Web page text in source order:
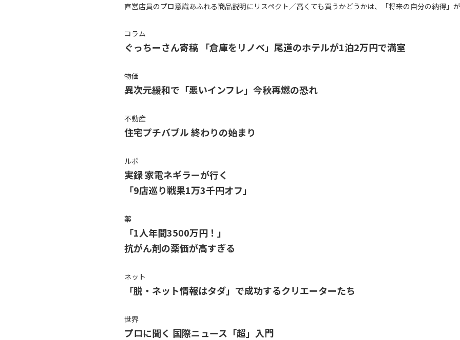
直営店員のプロ意識あふれる商品説明にリスペクト／高くても買うかどうかは、「将来の自分の納得」
コラム
ぐっちーさん寄稿 「倉庫をリノベ」尾道のホテルが1泊2万円で満室
物価
異次元緩和で「悪いインフレ」今秋再燃の恐れ
不動産
住宅プチバブル 終わりの始まり
ルポ
実録 家電ネギラーが行く
「9店巡り戦果1万3千円オフ」
薬
「1人年間3500万円！」
抗がん剤の薬価が高すぎる
ネット
「脱・ネット情報はタダ」で成功するクリエーターたち
世界
プロに聞く 国際ニュース「超」入門